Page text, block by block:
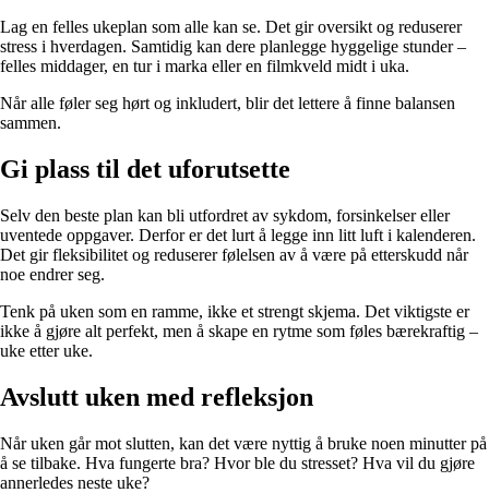
Lag en felles ukeplan som alle kan se. Det gir oversikt og reduserer
stress i hverdagen. Samtidig kan dere planlegge hyggelige stunder –
felles middager, en tur i marka eller en filmkveld midt i uka.
Når alle føler seg hørt og inkludert, blir det lettere å finne balansen
sammen.
Gi plass til det uforutsette
Selv den beste plan kan bli utfordret av sykdom, forsinkelser eller
uventede oppgaver. Derfor er det lurt å legge inn litt luft i kalenderen.
Det gir fleksibilitet og reduserer følelsen av å være på etterskudd når
noe endrer seg.
Tenk på uken som en ramme, ikke et strengt skjema. Det viktigste er
ikke å gjøre alt perfekt, men å skape en rytme som føles bærekraftig –
uke etter uke.
Avslutt uken med refleksjon
Når uken går mot slutten, kan det være nyttig å bruke noen minutter på
å se tilbake. Hva fungerte bra? Hvor ble du stresset? Hva vil du gjøre
annerledes neste uke?